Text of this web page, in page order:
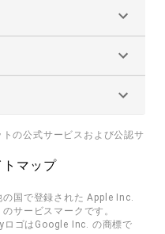
の公式サービスおよび公認サ
トマップ
国で登録された Apple Inc.
サービスマークです。
ゴはGoogle Inc. の商標で